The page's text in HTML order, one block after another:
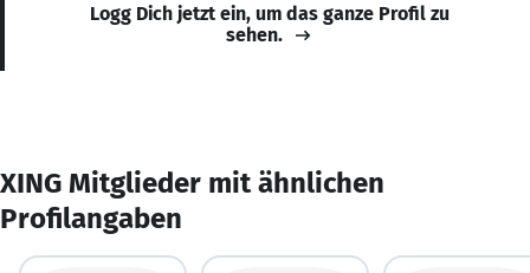
Logg Dich jetzt ein, um das ganze Profil zu
sehen.
XING Mitglieder mit ähnlichen
Profilangaben